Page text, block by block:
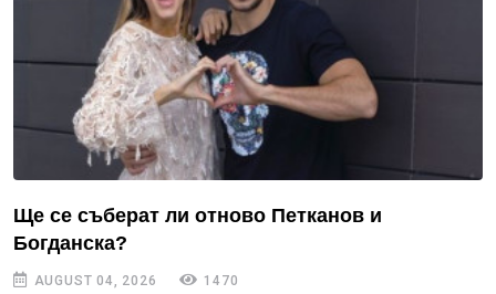
Ще се съберат ли отново Петканов и
Богданска?
AUGUST 04, 2026 1470